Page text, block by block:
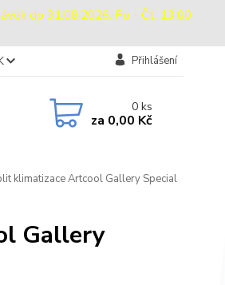
do 31.08.2026: Po - Čt: 13:00
Přihlášení
0ks
za 0,00 Kč
klimatizace Artcool Gallery Special
Gallery